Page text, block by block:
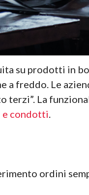
su prodotti in
a freddo. Le
La
e condotti.
ordini